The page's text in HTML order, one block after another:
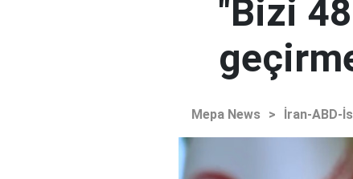
"Bizi
Mepa News > İran-ABD-